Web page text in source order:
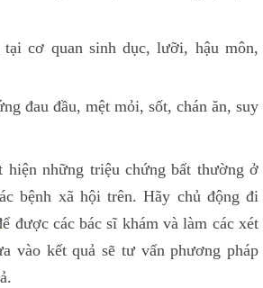
cơ quan sinh dục, lưỡi, hậu môn,
đau đầu, mệt mỏi, sốt, chán ăn, suy
hiện những triệu chứng bất thường ở
bệnh xã hội trên. Hãy chủ động đi
được các bác sĩ khám và làm các xét
vào kết quả sẽ tư vấn phương pháp